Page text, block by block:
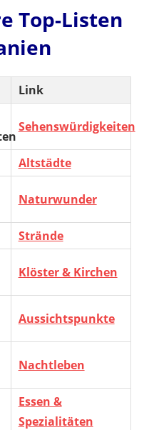
Top-Listen
Link
Sehenswürdigkeiten
Altstädte
Naturwunder
Strände
Klöster & Kirchen
Aussichtspunkte
Nachtleben
Essen &
Spezialitäten